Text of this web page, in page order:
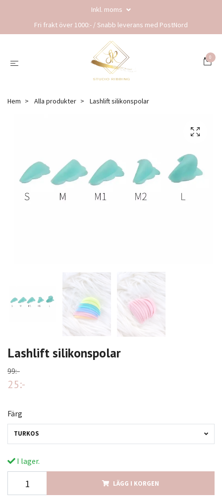
Inkl. moms
Fri frakt över 1000:- / Snabb leverans med PostNord
0
Hem Alla produkter Lashlift silikonspolar
Lashlift silikonspolar
99:-
25:-
Färg
TURKOS
I lager.
LÄGG I KORGEN